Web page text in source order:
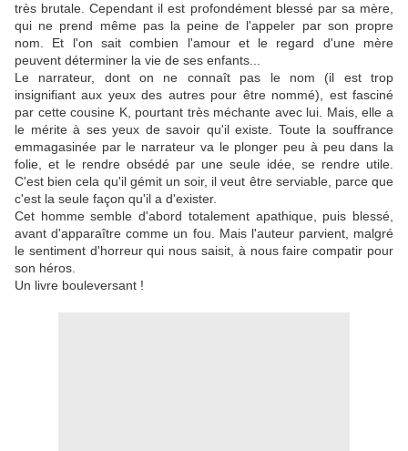
très brutale. Cependant il est profondément blessé par sa mère,
qui ne prend même pas la peine de l'appeler par son propre
nom. Et l'on sait combien l'amour et le regard d'une mère
peuvent déterminer la vie de ses enfants...
Le narrateur, dont on ne connaît pas le nom (il est trop
insignifiant aux yeux des autres pour être nommé), est fasciné
par cette cousine K, pourtant très méchante avec lui. Mais, elle a
le mérite à ses yeux de savoir qu'il existe. Toute la souffrance
emmagasinée par le narrateur va le plonger peu à peu dans la
folie, et le rendre obsédé par une seule idée, se rendre utile.
C'est bien cela qu'il gémit un soir, il veut être serviable, parce que
c'est la seule façon qu'il a d'exister.
Cet homme semble d'abord totalement apathique, puis blessé,
avant d'apparaître comme un fou. Mais l'auteur parvient, malgré
le sentiment d'horreur qui nous saisit, à nous faire compatir pour
son héros.
Un livre bouleversant !